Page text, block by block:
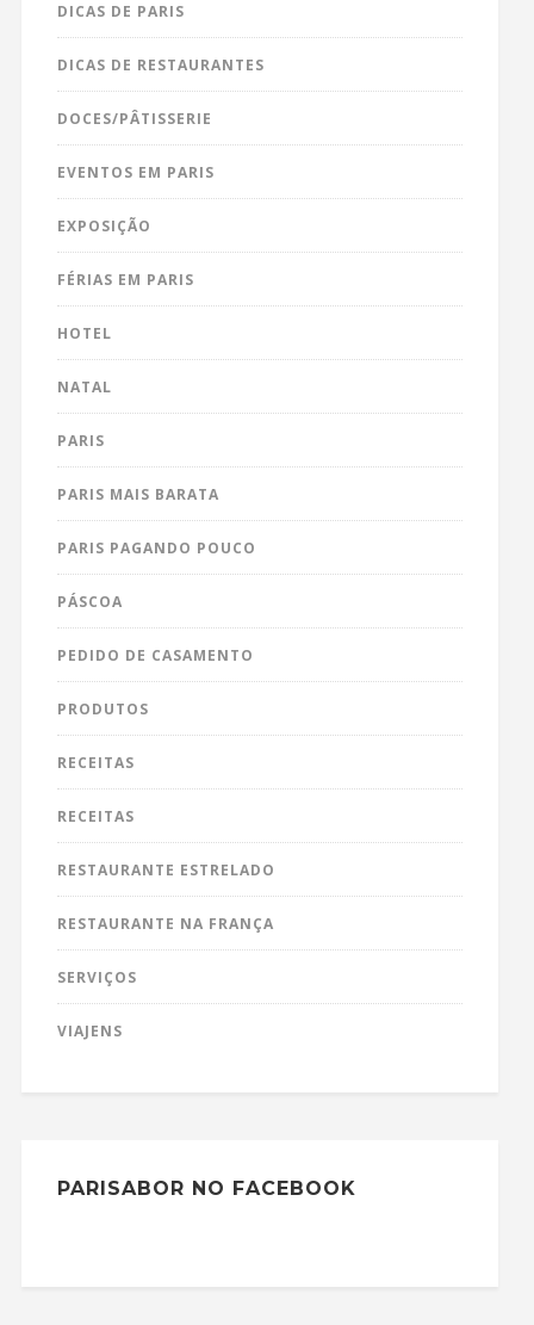
DICAS DE PARIS
DICAS DE RESTAURANTES
DOCES/PÂTISSERIE
EVENTOS EM PARIS
EXPOSIÇÃO
FÉRIAS EM PARIS
HOTEL
NATAL
PARIS
PARIS MAIS BARATA
PARIS PAGANDO POUCO
PÁSCOA
PEDIDO DE CASAMENTO
PRODUTOS
RECEITAS
RECEITAS
RESTAURANTE ESTRELADO
RESTAURANTE NA FRANÇA
SERVIÇOS
VIAJENS
PARISABOR NO FACEBOOK